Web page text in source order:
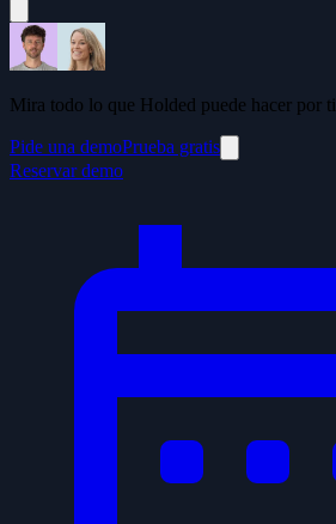
Mira todo lo que Holded puede hacer por ti
Pide una demoPrueba gratis
Reservar demo